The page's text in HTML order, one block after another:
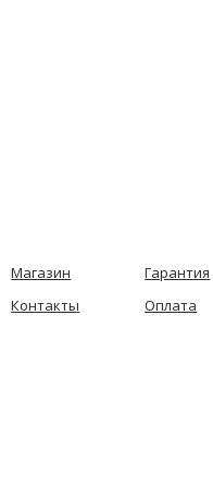
Магазин Гарантия
Контакты
Оплата